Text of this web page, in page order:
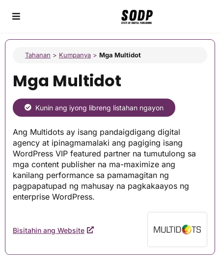
Tahanan > Kumpanya > Mga Multidot
Mga Multidot
Kunin ang iyong libreng listahan ngayon
Ang Multidots ay isang pandaigdigang digital
agency at ipinagmamalaki ang pagiging isang
WordPress VIP featured partner na tumutulong sa
mga content publisher na ma-maximize ang
kanilang performance sa pamamagitan ng
pagpapatupad ng mahusay na pagkakaayos ng
enterprise WordPress.
Bisitahin ang Website